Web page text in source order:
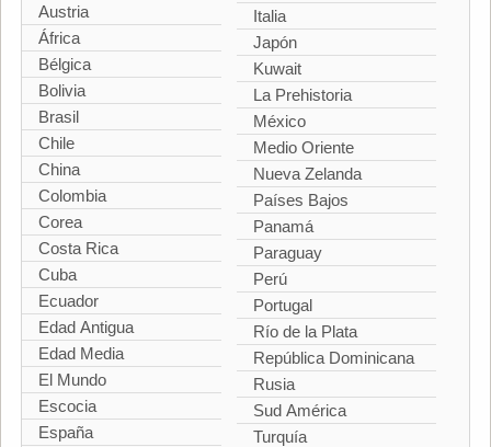
Austria
África
Bélgica
Bolivia
Brasil
Chile
China
Colombia
Corea
Costa Rica
Cuba
Ecuador
Edad Antigua
Edad Media
El Mundo
Escocia
España
Italia
Japón
Kuwait
La Prehistoria
México
Medio Oriente
Nueva Zelanda
Países Bajos
Panamá
Paraguay
Perú
Portugal
Río de la Plata
República Dominicana
Rusia
Sud América
Turquía